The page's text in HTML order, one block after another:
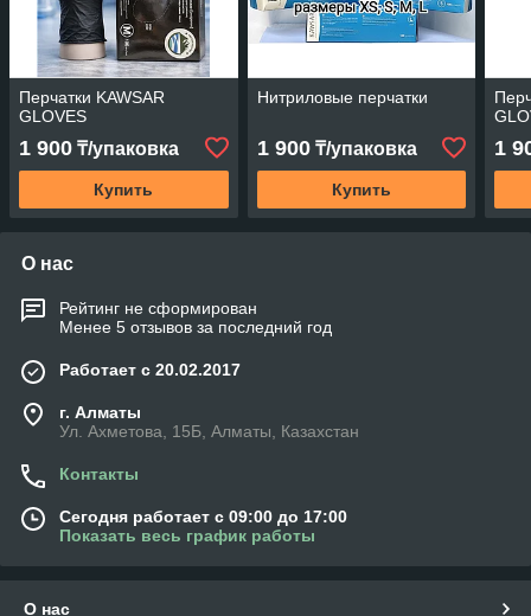
Перчатки KAWSAR
GLOVES
1 900 ₸/упаковка
Купить
Нитриловые перчатки
1 900₸/упаковка
Купить
1
О нас
Рейтинг не сформирован
Менее 5 отзывов за последний год
Работает с 20.02.2017
г. Алматы
Ул. Ахметова, 15Б, Алматы, Казахстан
Контакты
Сегодня работает с 09:00 до 17:00
Показать весь график работы
О нас